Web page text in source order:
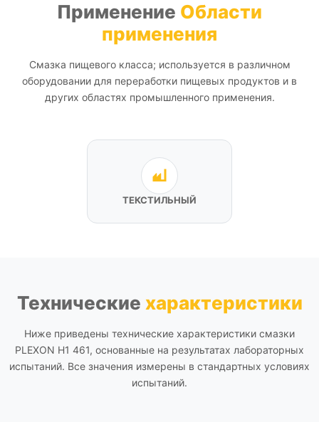
Применение Области
применения
Смазка пищевого класса; используется в различном
оборудовании для переработки пищевых продуктов и в
других областях промышленного применения.
ТЕКСТИЛЬНЫЙ
Технические характеристики
Ниже приведены технические характеристики смазки
PLEXON H1 461, основанные на результатах лабораторных
испытаний. Все значения измерены в стандартных условиях
испытаний.